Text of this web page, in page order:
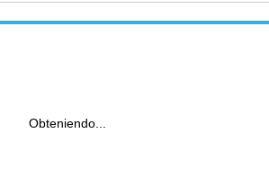
Obteniendo...